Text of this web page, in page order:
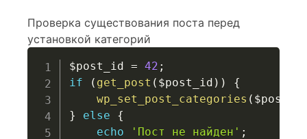
Проверка существования поста перед
установкой категорий
$post_id = 42 ;
if
( get_post ( $post_id ) )
{
wp_set_post_categories (
}
else
{
echo
'Пост не найден' ;